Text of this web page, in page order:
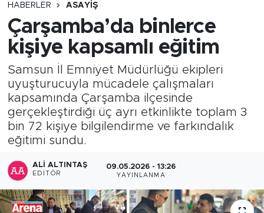
HABERLER ASAYIŞ
Çarşamba’da binlerce
kişiye kapsamlı eğitim
Samsun İl Emniyet Müdürlüğü ekipleri
uyuşturucuyla mücadele çalışmaları
kapsamında Çarşamba ilçesinde
gerçekleştirdiği üç ayrı etkinlikte toplam 3
bin 72 kişiye bilgilendirme ve farkındalık
eğitimi sundu.
ALI ALTINTAŞ
EDITÖR
09.05.2026 - 13:26
YAYINLANMA
Trafik Durumu
Süper Lig Puan Durumu ve Fikstür
Tüm Manşetler
Son Dakika Haberleri
Haber Arşivi